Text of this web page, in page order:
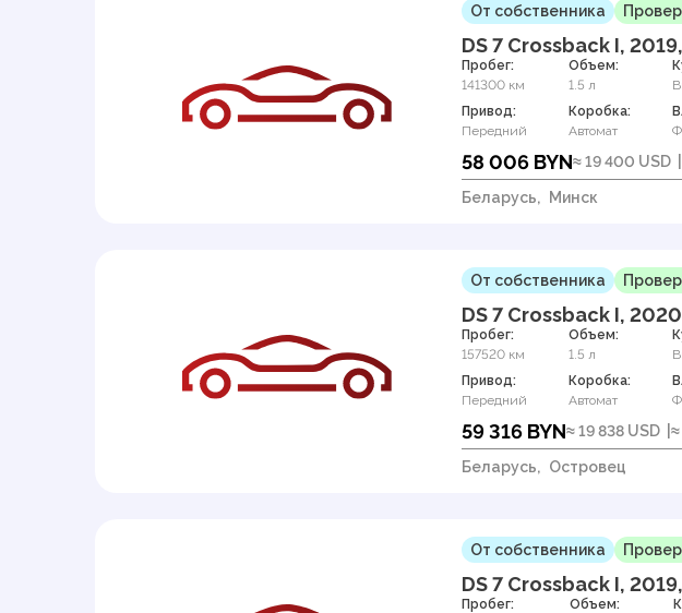
От собственника
DS 7 Crossback I,
Пробег:
141300 км
Объем:
1.5 л
Привод:
Передний
Коробка:
Автомат
58 006 BYN≈ 19 400 USD
Беларусь, Минск
От собственника
DS 7 Crossback I,
Пробег:
157520 км
Объем:
1.5 л
Привод:
Передний
Коробка:
Автомат
59 316 BYN≈ 19 838 USD
Беларусь, Островец
От собственника
DS 7 Crossback I,
Пробег: Объем: